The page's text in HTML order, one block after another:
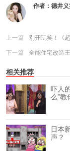
作者： 德井
上一篇
别开玩笑！《
下一篇
全能住宅改造
相关推荐
吓人
么”教
日本
声？